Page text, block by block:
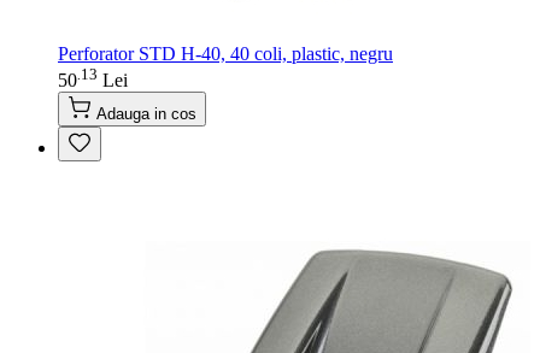
Perforator STD H-40, 40 coli, plastic, negru
50 13 Lei
Adauga in cos